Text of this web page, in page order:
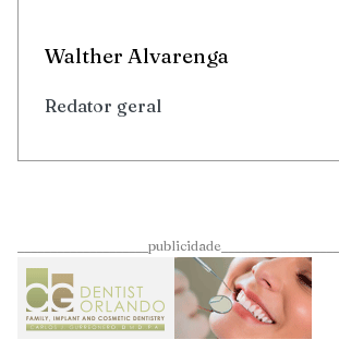
Walther Alvarenga
Redator geral
____________________publicidade___________________